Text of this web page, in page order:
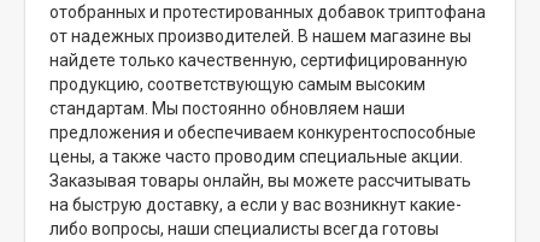
отобранных и протестированных добавок триптофана
от надежных производителей. В нашем магазине вы
найдете только качественную, сертифицированную
продукцию, соответствующую самым высоким
стандартам. Мы постоянно обновляем наши
предложения и обеспечиваем конкурентоспособные
цены, а также часто проводим специальные акции.
Заказывая товары онлайн, вы можете рассчитывать
на быструю доставку, а если у вас возникнут какие-
либо вопросы, наши специалисты всегда готовы